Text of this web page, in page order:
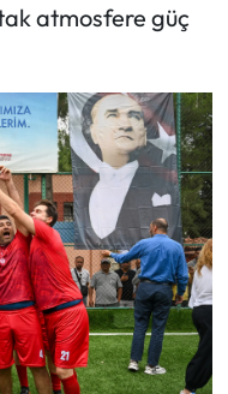
atmosfere güç